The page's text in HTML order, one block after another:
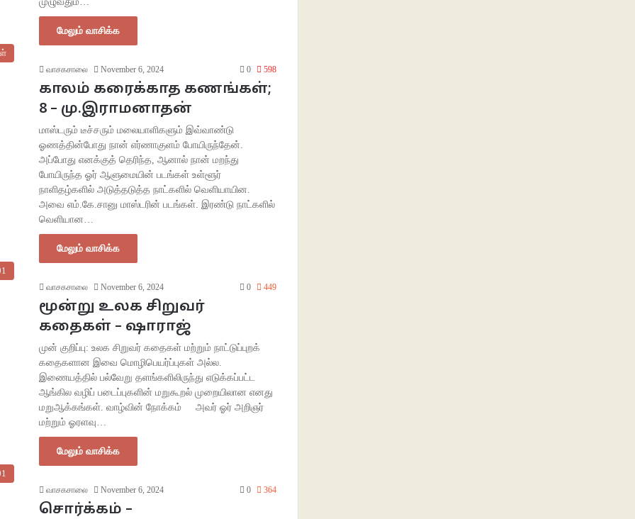
மேலும் வாசிக்க
வாசகசாலை November 6, 2024 0 598
காலம் கரைக்காத கணங்கள்;
8 – மு.இராமனாதன்
மாஸ்டரும் டீச்சரும் மலையாளிகளும் இவ்வாண்டு
ஓணத்தின்போது நான் எர்ணாகுளம் போயிருந்தேன்.
அப்போது எனக்குத் தெரிந்த, ஆனால் நான் மறந்து
போயிருந்த ஓர் ஆளுமையின் படங்கள் உள்ளூர்
நாளிதழ்களில் அடுத்தடுத்த நாட்களில் வெளியாயின.
அவை எம்.கே.சானு மாஸ்டரின் படங்கள். இரண்டு நாட்களில்
வெளியான…
மேலும் வாசிக்க
வாசகசாலை November 6, 2024 0 449
மூன்று உலக சிறுவர்
கதைகள் – ஷாராஜ்
முன் குறிப்பு: உலக சிறுவர் கதைகள் மற்றும் நாட்டுப்புறக்
கதைகளான இவை மொழிபெயர்ப்புகள் அல்ல.
இணையத்தில் பல்வேறு தளங்களிலிருந்து எடுக்கப்பட்ட
ஆங்கில வழிப் படைப்புகளின் மறுகூறல் முறையிலான எனது
மறுஆக்கங்கள். வாழ்வின் நோக்கம் அவர் ஓர் அறிஞர்
மற்றும் ஓரளவு…
மேலும் வாசிக்க
வாசகசாலை November 6, 2024 0 364
சொர்க்கம் –